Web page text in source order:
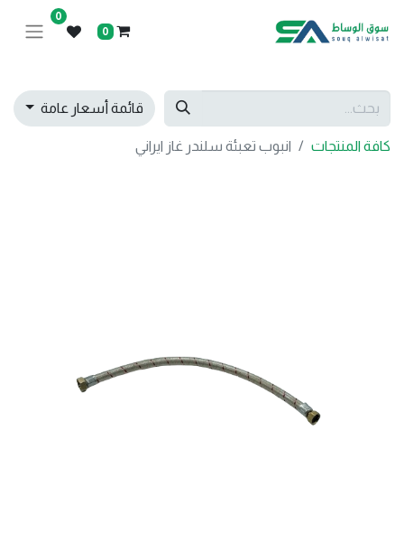
0
0
قائمة أسعار عامة
كافة المنتجات انبوب تعبئة سلندر غاز ايراني